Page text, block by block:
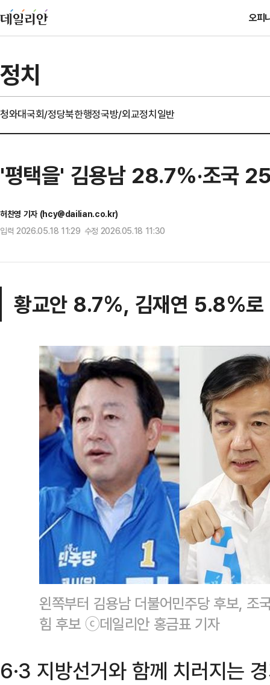
오피
정치
청와대국회/정당북한행정국방/외교정치일반
'평택을' 김용남 28.7%·조국
허찬영 기자 (hcy@dailian.co.kr)
입력 2026.05.18 11:29 수정 2026.05.18 11:30
황교안 8.7%, 김재연 5.8%로
왼쪽부터 김용남 더불어민주당 후보, 조
힘 후보 ⓒ데일리안 홍금표 기자
6·3 지방선거와 함께 치러지는